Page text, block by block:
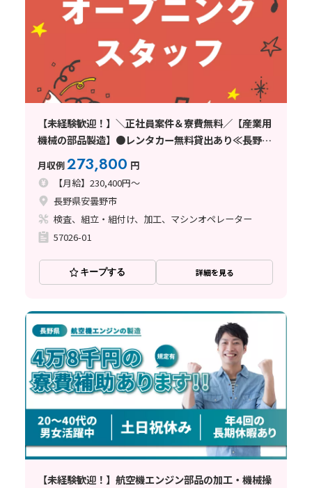
【未経験歓迎！】＼正社員案件＆寮費無料／【産業用
機械の部品製造】●レンタカー無料貸出あり≪長野県
安曇野市≫
月収例273,800 円
【月給】230,400円～
長野県安曇野市
検査、組立・組付け、加工、マシンオペレーター
57026-01
キープする 詳細を見る
【未経験歓迎！】航空機エンジン部品の加工・機械操